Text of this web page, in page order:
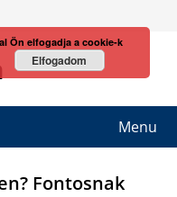
Menu
Fontosnak
Ön elfogadja a cookie-k
Elfogadom